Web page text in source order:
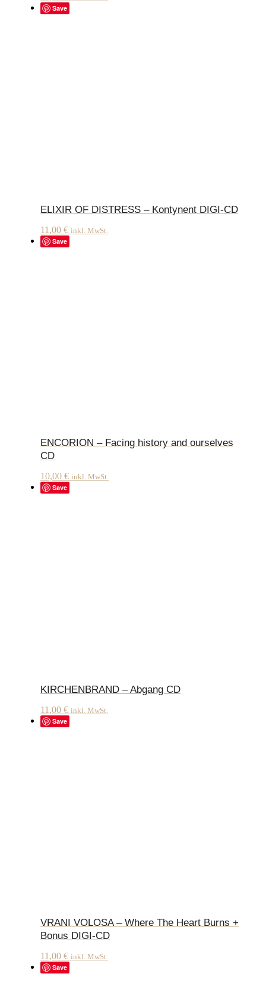
Save
ELIXIR OF DISTRESS – Kontynent DIGI-CD
11,00 € inkl. MwSt.
Save
ENCORION – Facing history and ourselves
CD
10,00 € inkl. MwSt.
Save
KIRCHENBRAND – Abgang CD
11,00 € inkl. MwSt.
Save
VRANI VOLOSA – Where The Heart Burns +
Bonus DIGI-CD
11,00 € inkl. MwSt.
Save